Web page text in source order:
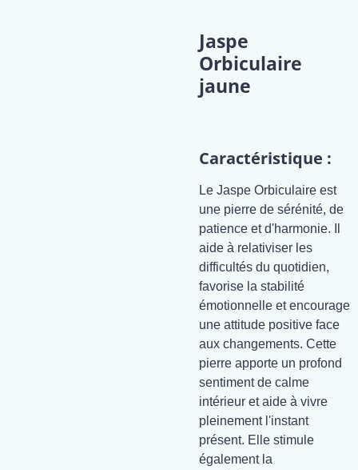
Jaspe
Orbiculaire
jaune
Caractéristique :
Le Jaspe Orbiculaire est
une pierre de sérénité, de
patience et d'harmonie. Il
aide à relativiser les
difficultés du quotidien,
favorise la stabilité
émotionnelle et encourage
une attitude positive face
aux changements. Cette
pierre apporte un profond
sentiment de calme
intérieur et aide à vivre
pleinement l'instant
présent. Elle stimule
également la